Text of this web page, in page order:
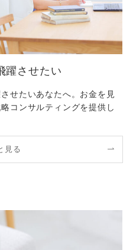
躍させたい
せたいあなたへ。お金を見
コンサルティングを提供し
見る